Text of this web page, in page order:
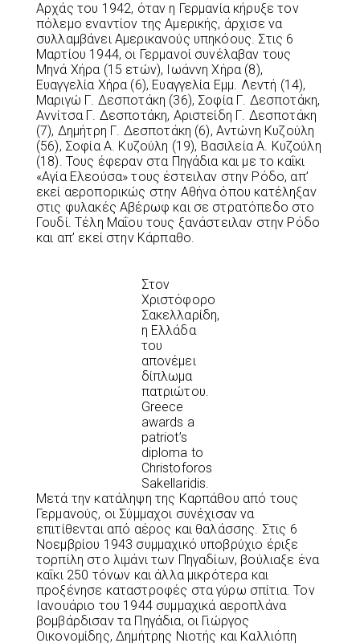
Αρχάς του 1942, όταν η Γερμανία κήρυξε τον
πόλεμο εναντίον της Αμερικής, άρχισε να
συλλαμβάνει Αμερικανούς υπηκόους. Στις 6
Μαρτίου 1944, οι Γερμανοί συνέλαβαν τους
Μηνά Χήρα (15 ετών), Ιωάννη Χήρα (8),
Ευαγγελία Χήρα (6), Ευαγγελία Εμμ. Λεντή (14),
Μαριγώ Γ. Δεσποτάκη (36), Σοφία Γ. Δεσποτάκη,
Αννίτσα Γ. Δεσποτάκη, Αριστείδη Γ. Δεσποτάκη
(7), Δημήτρη Γ. Δεσποτάκη (6), Αντώνη Κυζούλη
(56), Σοφία Α. Κυζούλη (19), Βασιλεία Α. Κυζούλη
(18). Τους έφεραν στα Πηγάδια και με το καΐκι
«Αγία Ελεούσα» τους έστειλαν στην Ρόδο, απ’
εκεί αεροπορικώς στην Αθήνα όπου κατέληξαν
στις φυλακές Αβέρωφ και σε στρατόπεδο στο
Γουδί. Τέλη Μαΐου τους ξανάστειλαν στην Ρόδο
και απ’ εκεί στην Κάρπαθο.
Στον
Χριστόφορο
Σακελλαρίδη,
η Ελλάδα
του
απονέμει
δίπλωμα
πατριώτου.
Greece
awards a
patriot’s
diploma to
Christoforos
Sakellaridis.
Μετά την κατάληψη της Καρπάθου από τους
Γερμανούς, οι Σύμμαχοι συνέχισαν να
επιτίθενται από αέρος και θαλάσσης. Στις 6
Νοεμβρίου 1943 συμμαχικό υποβρύχιο έριξε
τορπίλη στο λιμάνι των Πηγαδίων, βούλιαξε ένα
καΐκι 250 τόνων και άλλα μικρότερα και
προξένησε καταστροφές στα γύρω σπίτια. Τον
Ιανουάριο του 1944 συμμαχικά αεροπλάνα
βομβάρδισαν τα Πηγάδια, οι Γιώργος
Οικονομίδης, Δημήτρης Νιοτής και Καλλιόπη